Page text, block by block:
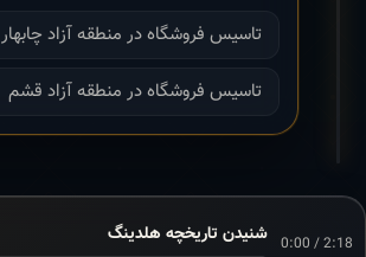
تاسیس فروشگاه در منطقه آزاد چابهار
تاسیس فروشگاه در منطقه آزاد قشم
0:00 / 2:18 شنیدن تاریخچه هلدینگ